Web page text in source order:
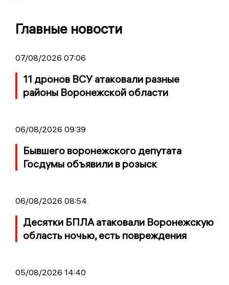
Главные новости
07/08/2026 07:06
11 дронов ВСУ атаковали разные
районы Воронежской области
06/08/2026 09:39
Бывшего воронежского депутата
Госдумы объявили в розыск
06/08/2026 08:54
Десятки БПЛА атаковали Воронежскую
область ночью, есть повреждения
05/08/2026 14:40